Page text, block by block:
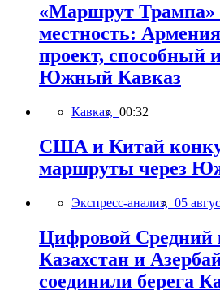
«Маршрут Трампа»
местность:
проект, способный
Южный Кавказ
Кавказ, 00:32
США и Китай
маршруты через
Экспресс-анализ, 05
Цифровой Средний
Казахстан и
соединили берега